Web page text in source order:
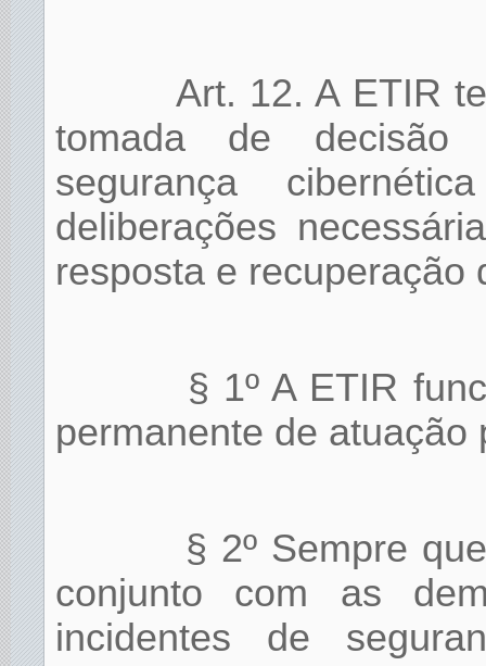
Art. 12. A ETIR
tomada de decisão
segurança
deliberações
resposta e recuperação
§ 1º A ETIR
permanente de
§ 2º Sempre
conjunto com as
incidentes de